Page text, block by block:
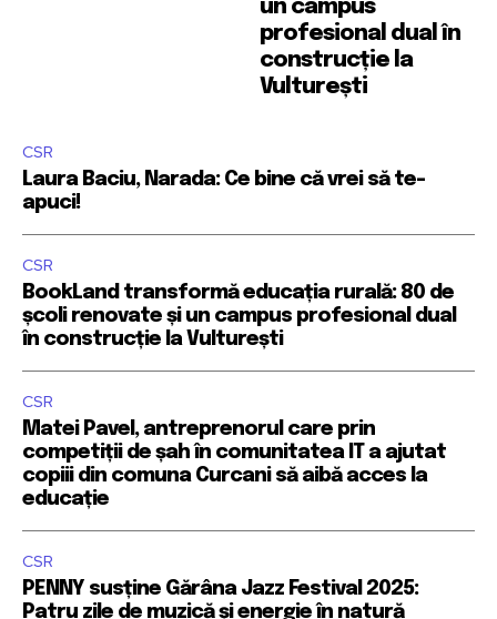
un campus
profesional dual în
construcție la
Vulturești
CSR
Laura Baciu, Narada: Ce bine că vrei să te-
apuci!
CSR
BookLand transformă educația rurală: 80 de
școli renovate și un campus profesional dual
în construcție la Vulturești
CSR
Matei Pavel, antreprenorul care prin
competiții de șah în comunitatea IT a ajutat
copiii din comuna Curcani să aibă acces la
educație
CSR
PENNY susține Gărâna Jazz Festival 2025:
Patru zile de muzică și energie în natură